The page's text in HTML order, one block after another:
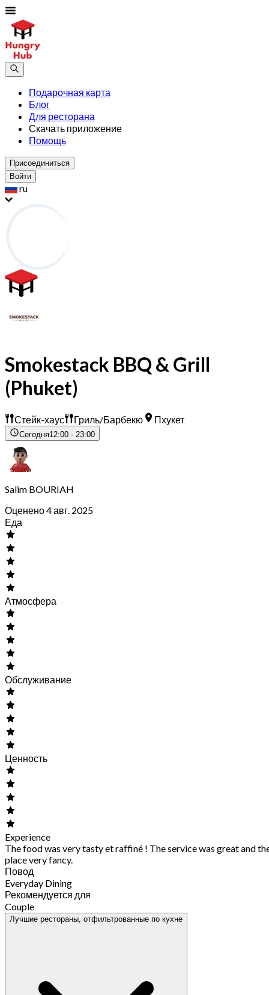
Подарочная карта
Блог
Для ресторана
Скачать приложение
Помощь
Присоединиться
Войти
ru
Smokestack BBQ & Grill
(Phuket)
Стейк-хаус Гриль/Барбекю Пхукет
Сегодня12:00 - 23:00
Salim BOURIAH
Оценено 4 авг. 2025
Еда
Атмосфера
Обслуживание
Ценность
Experience
The food was very tasty et raffiné ! The service was great and
place very fancy.
Повод
Everyday Dining
Рекомендуется для
Couple
Лучшие рестораны, отфильтрованные по кухне